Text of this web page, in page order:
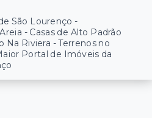
São Lourenço -
- Casas de Alto Padrão
Riviera - Terrenos no
Portal de Imóveis da